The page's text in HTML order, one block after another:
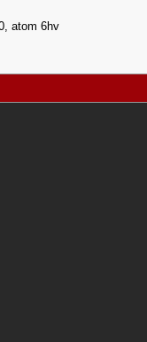
atom 6hv